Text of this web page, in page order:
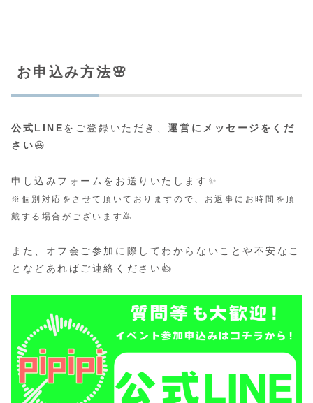
お申込み方法🌸
公式LINEをご登録いただき、運営にメッセージをくだ
さい😆
申し込みフォームをお送りいたします✨
※個別対応をさせて頂いておりますので、お返事にお時間を頂
戴する場合がございます🙇
また、オフ会ご参加に際してわからないことや不安なこ
となどあればご連絡ください👍